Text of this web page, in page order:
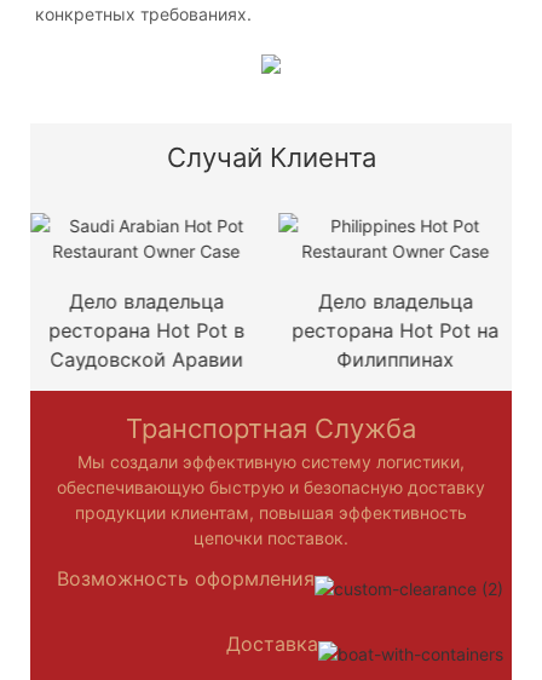
конкретных требованиях.
Случай Клиента
Дело владельца
ресторана Hot Pot в
Саудовской Аравии
Дело владельца
ресторана Hot Pot на
Филиппинах
Транспортная Служба
Мы создали эффективную систему логистики,
обеспечивающую быструю и безопасную доставку
продукции клиентам, повышая эффективность
цепочки поставок.
Возможность оформления
Доставка